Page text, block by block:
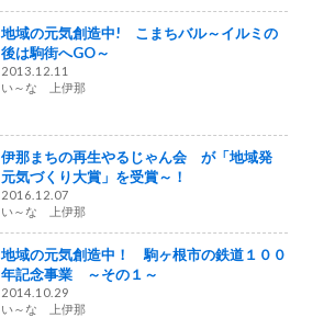
地域の元気創造中! こまちバル～イルミの
後は駒街へGO～
2013.12.11
い～な 上伊那
伊那まちの再生やるじゃん会 が「地域発
元気づくり大賞」を受賞～！
2016.12.07
い～な 上伊那
地域の元気創造中！ 駒ヶ根市の鉄道１００
年記念事業 ～その１～
2014.10.29
い～な 上伊那